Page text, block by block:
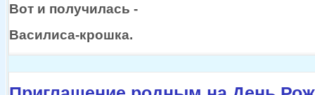
Вот и получилась -
Василиса-крошка.